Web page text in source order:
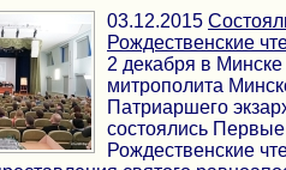
03.12.2015
Рождественские
2 декабря в
митрополита
Патриаршего
состоялись
Рождественские